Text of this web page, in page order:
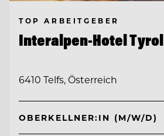
TOP ARBEITGEBER
Interalpen-Hotel Tyrol
6410 Telfs, Österreich
OBERKELLNER:IN (M/W/D)